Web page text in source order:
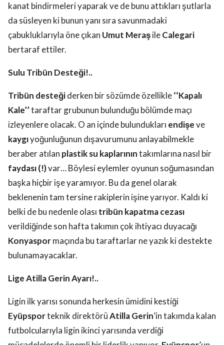
kanat bindirmeleri yaparak ve de bunu attıkları şutlarla
da süsleyen ki bunun yanı sıra savunmadaki
çabukluklarıyla öne çıkan Umut MeraşileCalegari
bertaraf ettiler.
Sulu Tribün Desteği!..
Tribün desteğiderken bir sözümde özellikle‘‘Kapalı
Kale’’taraftar grubunun bulunduğu bölümde maçı
izleyenlere olacak. O an içinde bulundukları endişeve
kaygıyoğunluğunun dışavurumunu anlayabilmekle
beraber atılan plastik su kaplarınıntakımlarına nasıl bir
faydası (!)var… Böylesi eylemler oyunun soğumasından
başka hiçbir işe yaramıyor. Bu da genel olarak
beklenenin tam tersine rakiplerin işine yarıyor. Kaldı ki
belki de bu nedenle olası tribün kapatma cezası
verildiğinde son hafta takımın çok ihtiyacı duyacağı
Konyaspormaçında bu taraftarlar ne yazık ki destekte
bulunamayacaklar.
Lige Atilla Gerin Ayarı!..
Ligin ilk yarısı sonunda herkesin ümidini kestiği
Eyüpsporteknik direktörüAtilla Gerin’in takımda kalan
futbolcularıyla ligin ikinci yarısında verdiği